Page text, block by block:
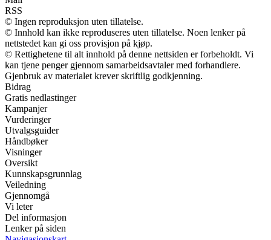
RSS
© Ingen reproduksjon uten tillatelse.
© Innhold kan ikke reproduseres uten tillatelse. Noen lenker på
nettstedet kan gi oss provisjon på kjøp.
© Rettighetene til alt innhold på denne nettsiden er forbeholdt. Vi
kan tjene penger gjennom samarbeidsavtaler med forhandlere.
Gjenbruk av materialet krever skriftlig godkjenning.
Bidrag
Gratis nedlastinger
Kampanjer
Vurderinger
Utvalgsguider
Håndbøker
Visninger
Oversikt
Kunnskapsgrunnlag
Veiledning
Gjennomgå
Vi leter
Del informasjon
Lenker på siden